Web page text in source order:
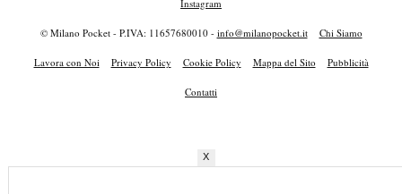
Instagram
© Milano Pocket - P.IVA: 11657680010 - info@milanopocket.it Chi Siamo
Lavora con Noi Privacy Policy Cookie Policy Mappa del Sito Pubblicità
Contatti
X